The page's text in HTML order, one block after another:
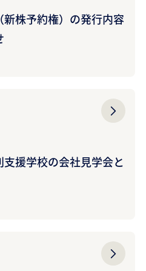
株予約権）の発行内容
援学校の会社見学会と